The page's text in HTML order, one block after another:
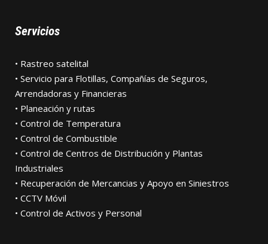
Servicios
• Rastreo satelital
• Servicio para Flotillas, Compañías de Seguros,
Arrendadoras y Financieras
• Planeación y rutas
• Control de Temperatura
• Control de Combustible
• Control de Centros de Distribución y Plantas
Industriales
• Recuperación de Mercancias y Apoyo en Siniestros
• CCTV Móvil
• Control de Activos y Personal